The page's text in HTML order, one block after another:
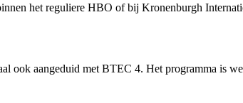
het reguliere HBO of bij Kronenburgh
ook aangeduid met BTEC 4. Het programma is